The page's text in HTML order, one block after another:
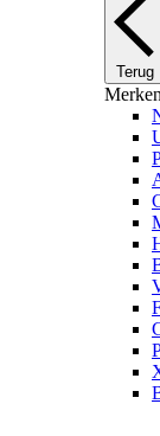
Terug
Merken